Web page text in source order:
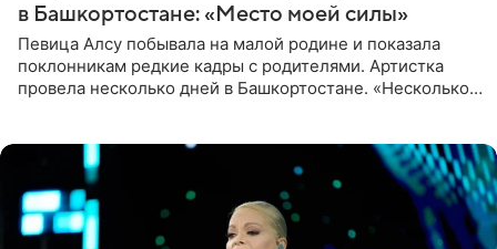
в Башкортостане: «Место моей силы»
Певица Алсу побывала на малой родине и показала
поклонникам редкие кадры с родителями. Артистка
провела несколько дней в Башкортостане. «Несколько